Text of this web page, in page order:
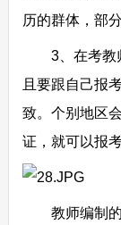
历的群体，部
3、在考教师
且要跟自己报
致。个别地区
证，就可以报
教师编制的